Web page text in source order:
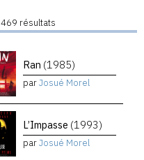
469 résultats
Ran (1985)
parJosué Morel
L’Impasse (1993)
parJosué Morel